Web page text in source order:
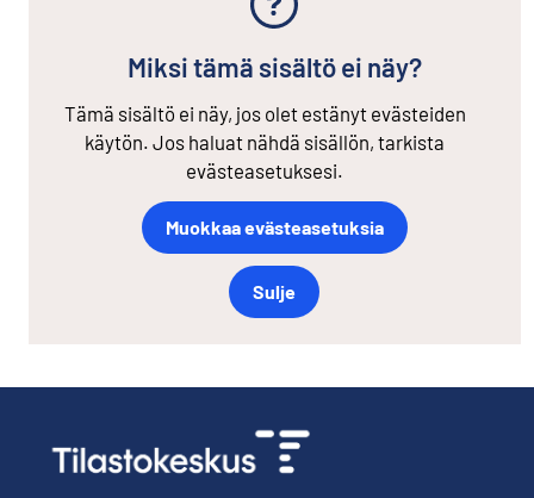
Miksi tämä sisältö ei näy?
Tämä sisältö ei näy, jos olet estänyt evästeiden
käytön. Jos haluat nähdä sisällön, tarkista
evästeasetuksesi.
Muokkaa evästeasetuksia
Sulje